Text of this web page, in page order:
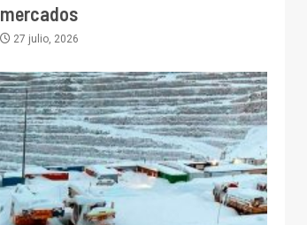
mercados
27 julio, 2026